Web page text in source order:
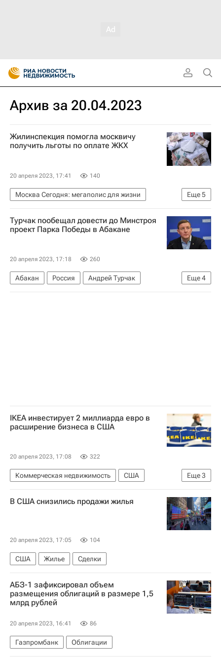
Архив за 20.04.2023
Жилинспекция помогла москвичу
получить льготы по оплате ЖКХ
20 апреля 2023, 17:41 140
Еще5
Москва Сегодня: мегаполис для жизни
Мосжилинспекция
ЖКХ
Москва
Городское хозяйство Москвы
Турчак пообещал довести до Минстроя
проект Парка Победы в Абакане
20 апреля 2023, 17:18 260
Еще4
Абакан Россия
Андрей Турчак
Министерство строительства и жилищно-коммунального хозяйства РФ (Минстрой России)
IKEA инвестирует 2 миллиарда евро в
расширение бизнеса в США
20 апреля 2023, 17:08 322
Еще3
Коммерческая недвижимость
США
Швеция
IKEA Инвестиции
В США снизились продажи жилья
20 апреля 2023, 17:05 104
США Жилье Сделки
АБЗ-1 зафиксировал объем
размещения облигаций в размере 1,5
млрд рублей
20 апреля 2023, 16:41 86
Газпромбанк Облигации